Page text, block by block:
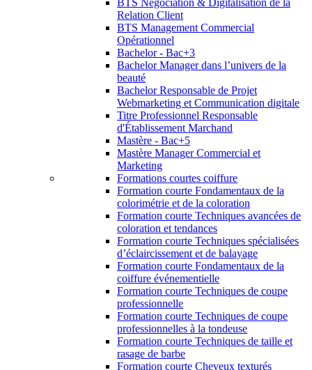
BTS Négociation & Digitalisation de la
Relation Client
BTS Management Commercial
Opérationnel
Bachelor - Bac+3
Bachelor Manager dans l’univers de la
beauté
Bachelor Responsable de Projet
Webmarketing et Communication digitale
Titre Professionnel Responsable
d'Établissement Marchand
Mastère - Bac+5
Mastère Manager Commercial et
Marketing
Formations courtes coiffure
Formation courte Fondamentaux de la
colorimétrie et de la coloration
Formation courte Techniques avancées de
coloration et tendances
Formation courte Techniques spécialisées
d’éclaircissement et de balayage
Formation courte Fondamentaux de la
coiffure événementielle
Formation courte Techniques de coupe
professionnelle
Formation courte Techniques de coupe
professionnelles à la tondeuse
Formation courte Techniques de taille et
rasage de barbe
Formation courte Cheveux texturés